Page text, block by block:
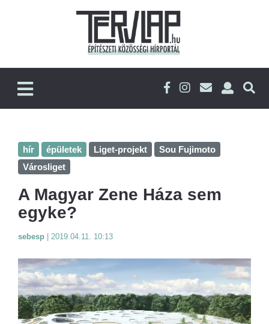
hír épületek Liget-projekt
Sou Fujimoto
Városliget
A Magyar Zene Háza sem
egyke?
sebesp 2019.04.11. 10:13